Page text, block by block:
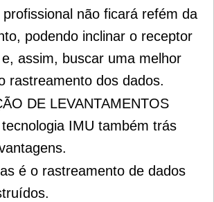
não ficará refém da
podendo inclinar o receptor
assim, buscar uma melhor
rastreamento dos dados.
DE LEVANTAMENTOS
IMU também trás
é o rastreamento de dados